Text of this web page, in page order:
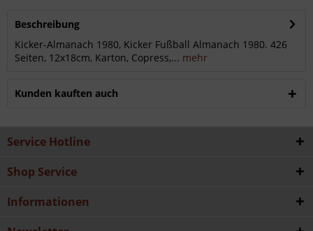
Beschreibung
Kicker-Almanach 1980, Kicker Fußball Almanach 1980. 426
Seiten, 12x18cm, Karton, Copress,... mehr
Kunden kauften auch
Service Hotline
Shop Service
Informationen